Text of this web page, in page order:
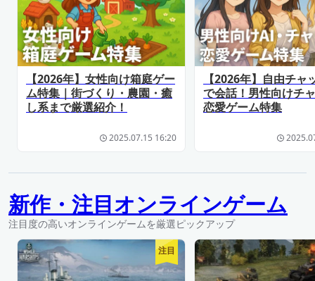
【2026年】女性向け箱庭ゲー
ム特集｜街づくり・農園・癒
し系まで厳選紹介！
2025.07.15 16:20
【2026年】自由チャ
で会話！男性向けチ
恋愛ゲーム特集
新作・注目オンラインゲーム
注目度の高いオンラインゲームを厳選ピックアップ
注目